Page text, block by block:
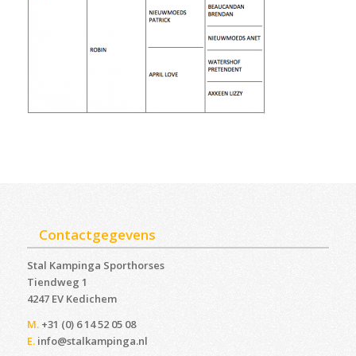
Contactgegevens
Stal Kampinga Sporthorses
Tiendweg 1
4247 EV Kedichem ‎
M.+31 (0) 6 14 52 05 08
E. info@stalkampinga.nl